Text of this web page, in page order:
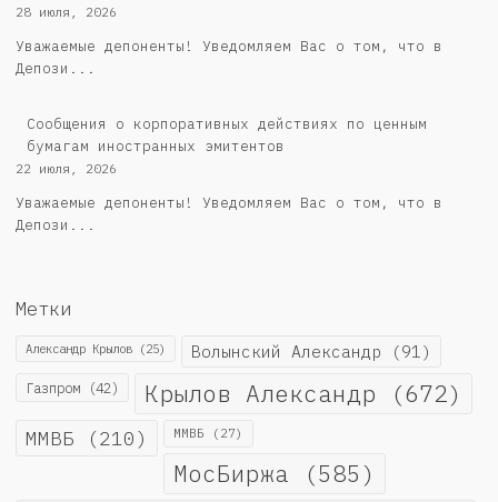
28 июля, 2026
Уважаемые депоненты! Уведомляем Вас о том, что в
Депози...
Сообщения о корпоративных действиях по ценным
бумагам иностранных эмитентов
22 июля, 2026
Уважаемые депоненты! Уведомляем Вас о том, что в
Депози...
Метки
Александр Крылов (25) Волынский Александр (91)
Газпром (42) Крылов Александр (672)
ММВБ (210) ММВБ (27)
МосБиржа (585)